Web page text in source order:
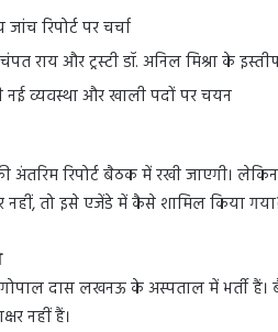
रिपोर्ट पर चर्चा
राय और ट्रस्टी डॉ. अनिल मिश्रा के
नई व्यवस्था और खाली पदों पर चयन
अंतरिम रिपोर्ट बैठक में रखी जाएगी।
नहीं, तो इसे एजेंडे में कैसे शामिल किया
दास लखनऊ के अस्पताल में भर्ती
नहीं हैं।